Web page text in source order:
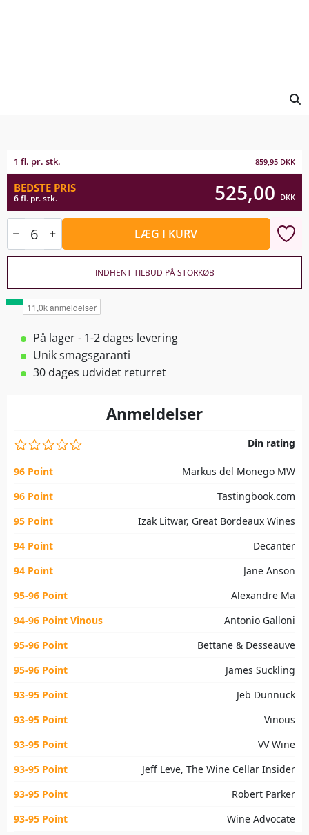
1 fl. pr. stk. 859,95 DKK
BEDSTE PRIS
6 fl. pr. stk. 525,00 DKK
LÆG I KURV
INDHENT TILBUD PÅ STORKØB
På lager - 1-2 dages levering
Unik smagsgaranti
30 dages udvidet returret
Anmeldelser
Din rating
96 Point
Markus del Monego MW
96 Point
Tastingbook.com
95 Point
Izak Litwar, Great Bordeaux Wines
94 Point
Decanter
94 Point
Jane Anson
95-96 Point
Alexandre Ma
94-96 Point Vinous
Antonio Galloni
95-96 Point
Bettane & Desseauve
95-96 Point
James Suckling
93-95 Point
Jeb Dunnuck
93-95 Point
Vinous
93-95 Point
VV Wine
93-95 Point
Jeff Leve, The Wine Cellar Insider
93-95 Point
Robert Parker
93-95 Point
Wine Advocate